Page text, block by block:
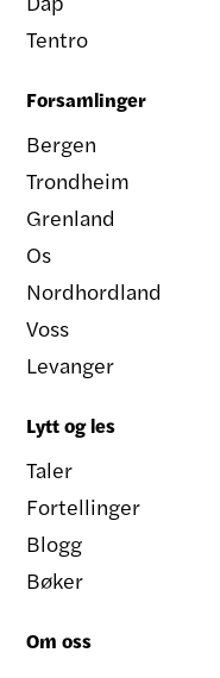
Tentro
Forsamlinger
Bergen
Trondheim
Grenland
Os
Nordhordland
Voss
Levanger
Lytt og les
Taler
Fortellinger
Blogg
Bøker
Om oss